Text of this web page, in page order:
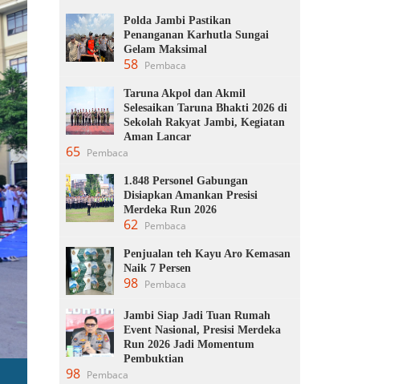
Polda Jambi Pastikan
Penanganan Karhutla Sungai
Gelam Maksimal
58 Pembaca
Taruna Akpol dan Akmil
Selesaikan Taruna Bhakti 2026 di
Sekolah Rakyat Jambi, Kegiatan
Aman Lancar
65 Pembaca
1.848 Personel Gabungan
Disiapkan Amankan Presisi
Merdeka Run 2026
62 Pembaca
Penjualan teh Kayu Aro Kemasan
Naik 7 Persen
98 Pembaca
Jambi Siap Jadi Tuan Rumah
Event Nasional, Presisi Merdeka
Run 2026 Jadi Momentum
Pembuktian
98 Pembaca